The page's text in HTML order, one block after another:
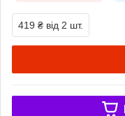
419 ₴ від 2 шт.